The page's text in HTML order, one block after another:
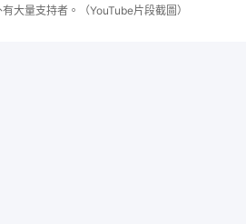
大量支持者。（YouTube片段截圖）